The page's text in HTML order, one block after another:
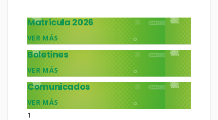
Matrícula 2026
VER MÁS
Boletines
VER MÁS
Comunicados
VER MÁS
1